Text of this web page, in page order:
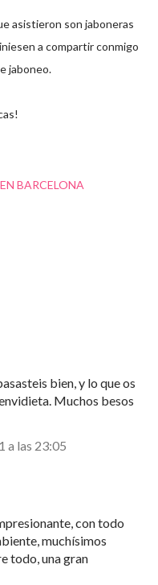
asistieron son jaboneras
a compartir conmigo
jaboneo.
BARCELONA
bien, y lo que os
Muchos besos
a las 23:05
con todo
muchísimos
todo, una gran